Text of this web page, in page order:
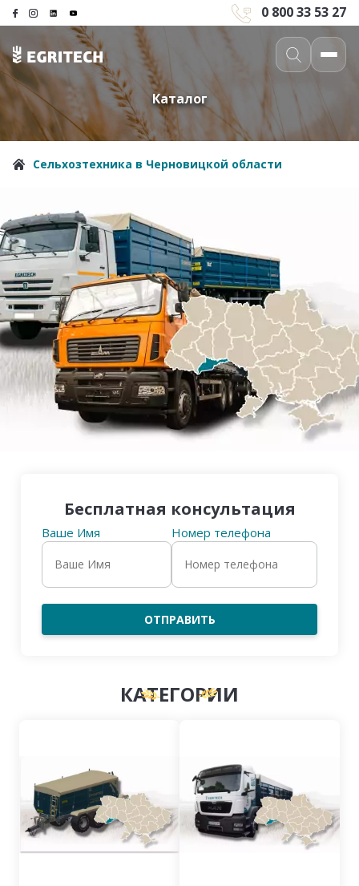
0 800 33 53 27
Каталог
Сельхозтехника в Черновицкой области
Бесплатная консультация
Ваше Имя Номер телефона
ОТПРАВИТЬ
КАТЕГОРИИ